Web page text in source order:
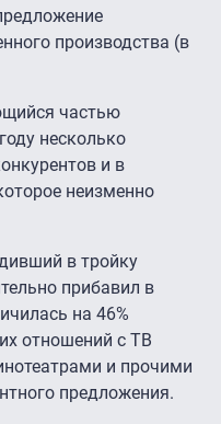
производства (в
частью
несколько
и в
неизменно
в тройку
прибавил в
на 46%
отношений с ТВ
и прочими
предложения.